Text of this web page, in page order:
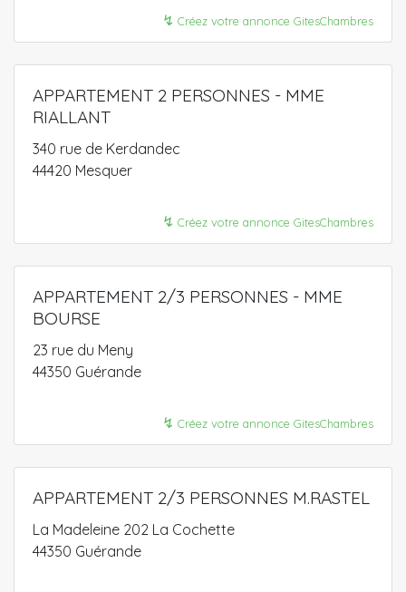
↯ Créez votre annonce GitesChambres
APPARTEMENT 2 PERSONNES - MME
RIALLANT
340 rue de Kerdandec
44420 Mesquer
↯ Créez votre annonce GitesChambres
APPARTEMENT 2/3 PERSONNES - MME
BOURSE
23 rue du Meny
44350 Guérande
↯ Créez votre annonce GitesChambres
APPARTEMENT 2/3 PERSONNES M.RASTEL
La Madeleine 202 La Cochette
44350 Guérande